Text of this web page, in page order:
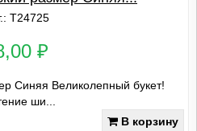
Т24725
₽
Синяя Великолепный букет!
ши...
В корзину